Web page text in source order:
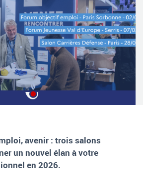
avenir : trois salons
un nouvel élan à votre
en 2026.